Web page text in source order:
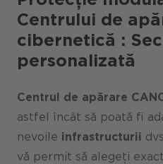
Centrului de
cibernetică :
personalizată
Centrul de apărare
astfel încât să poată fi
nevoile infrastructurii
vă permit să alegeți